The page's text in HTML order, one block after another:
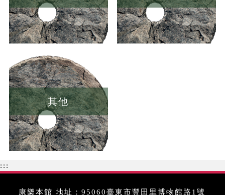
其他
:::
康樂本館 地址：95060臺東市豐田里博物館路1號